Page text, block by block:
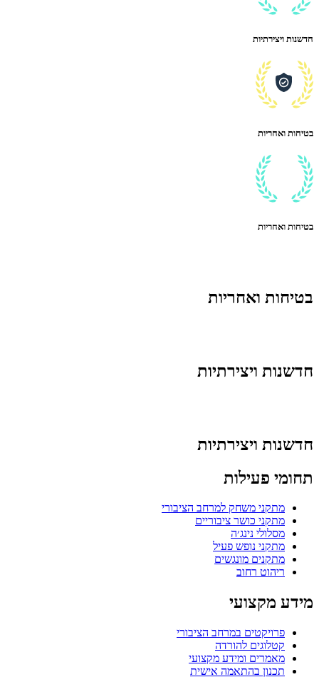
חדשנות ויצירתיות
בטיחות ואחריות
בטיחות ואחריות
בטיחות ואחריות
חדשנות ויצירתיות
חדשנות ויצירתיות
תחומי פעילות
מתקני משחק למרחב הציבורי
מתקני כושר ציבוריים
מסלולי נינג׳ה
מתקני נופש פעיל
מתקנים מונגשים
ריהוט רחוב
מידע מקצועי
פרויקטים במרחב הציבורי
קטלוגים להורדה
מאמרים ומידע מקצועי
תכנון בהתאמה אישית